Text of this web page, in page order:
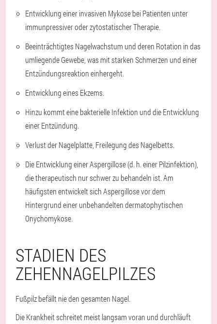
Entwicklung einer invasiven Mykose bei Patienten unter
immunpressiver oder zytostatischer Therapie.
Beeinträchtigtes Nagelwachstum und deren Rotation in das
umliegende Gewebe, was mit starken Schmerzen und einer
Entzündungsreaktion einhergeht.
Entwicklung eines Ekzems.
Hinzu kommt eine bakterielle Infektion und die Entwicklung
einer Entzündung.
Verlust der Nagelplatte, Freilegung des Nagelbetts.
Die Entwicklung einer Aspergillose (d. h. einer Pilzinfektion),
die therapeutisch nur schwer zu behandeln ist. Am
häufigsten entwickelt sich Aspergillose vor dem
Hintergrund einer unbehandelten dermatophytischen
Onychomykose.
STADIEN DES
ZEHENNAGELPILZES
Fußpilz befällt nie den gesamten Nagel.
Die Krankheit schreitet meist langsam voran und durchläuft